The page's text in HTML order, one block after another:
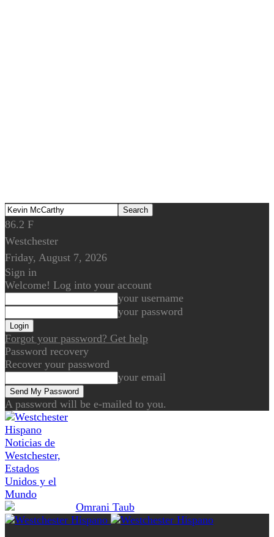
86.2 F
Westchester
Friday, August 7, 2026
Sign in
Welcome! Log into your account
your username
your password
Forgot your password? Get help
Password recovery
Recover your password
your email
A password will be e-mailed to you.
Noticias de
Westchester,
Estados
Unidos y el
Mundo